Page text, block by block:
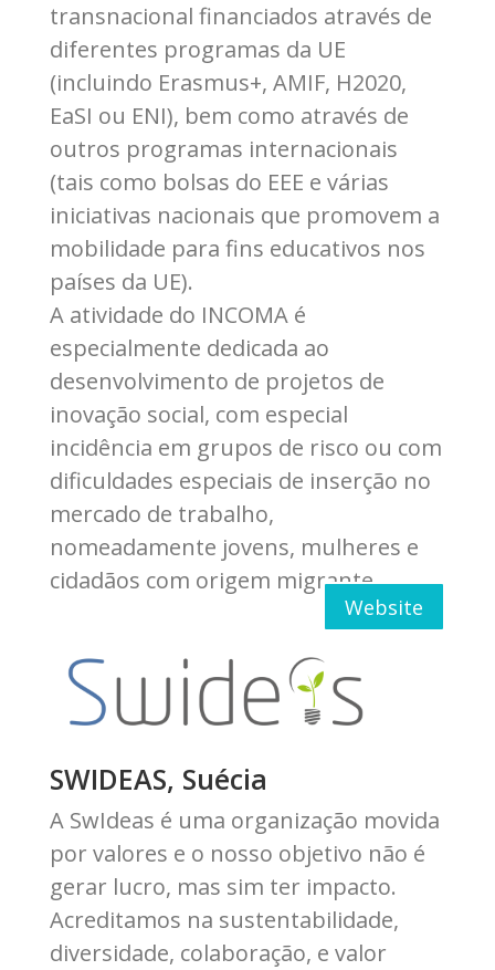
transnacional financiados através de
diferentes programas da UE
(incluindo Erasmus+, AMIF, H2020,
EaSI ou ENI), bem como através de
outros programas internacionais
(tais como bolsas do EEE e várias
iniciativas nacionais que promovem a
mobilidade para fins educativos nos
países da UE).
A atividade do INCOMA é
especialmente dedicada ao
desenvolvimento de projetos de
inovação social, com especial
incidência em grupos de risco ou com
dificuldades especiais de inserção no
mercado de trabalho,
nomeadamente jovens, mulheres e
cidadãos com origem migrante.
Website
SWIDEAS, Suécia
A SwIdeas é uma organização movida
por valores e o nosso objetivo não é
gerar lucro, mas sim ter impacto.
Acreditamos na sustentabilidade,
diversidade, colaboração, e valor